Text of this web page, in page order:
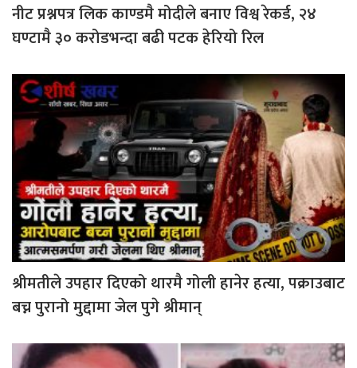
नीट प्रश्नपत्र लिक काण्डमै मोदीले बनाए विश्व रेकर्ड, २४
घण्टामै ३० करोडभन्दा बढी पटक हेरियो रिल
श्रीमतीले उपहार दिएको थारमै गोली हानेर हत्या, पक्राउबाट
बच्न पुरानो मुद्दामा जेल पुगे श्रीमान्